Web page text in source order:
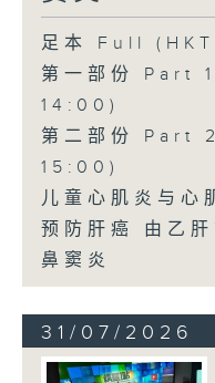
足本 Full
第一部份 Part
14:00)
第二部份 Part
15:00)
儿童心肌炎与心
预防肝癌 由乙
鼻窦炎
31/07/2026